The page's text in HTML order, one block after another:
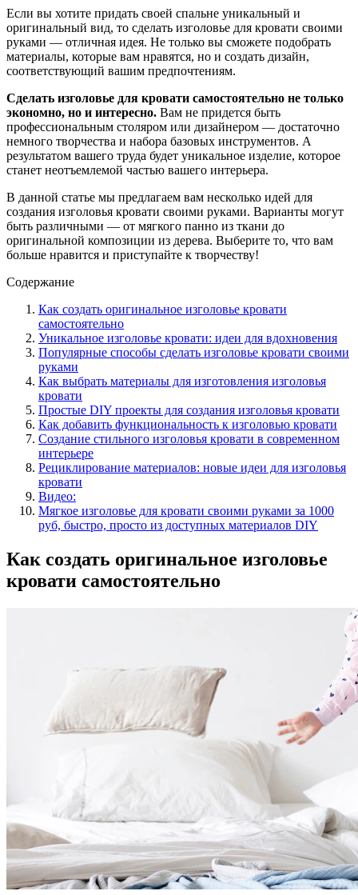
Если вы хотите придать своей спальне уникальный и
оригинальный вид, то сделать изголовье для кровати своими
руками — отличная идея. Не только вы сможете подобрать
материалы, которые вам нравятся, но и создать дизайн,
соответствующий вашим предпочтениям.
Сделать изголовье для кровати самостоятельно не только
экономно, но и интересно. Вам не придется быть
профессиональным столяром или дизайнером — достаточно
немного творчества и набора базовых инструментов. А
результатом вашего труда будет уникальное изделие, которое
станет неотъемлемой частью вашего интерьера.
В данной статье мы предлагаем вам несколько идей для
создания изголовья кровати своими руками. Варианты могут
быть различными — от мягкого панно из ткани до
оригинальной композиции из дерева. Выберите то, что вам
больше нравится и приступайте к творчеству!
Содержание
Как создать оригинальное изголовье кровати
самостоятельно
Уникальное изголовье кровати: идеи для вдохновения
Популярные способы сделать изголовье кровати своими
руками
Как выбрать материалы для изготовления изголовья
кровати
Простые DIY проекты для создания изголовья кровати
Как добавить функциональность к изголовью кровати
Создание стильного изголовья кровати в современном
интерьере
Рециклирование материалов: новые идеи для изголовья
кровати
Видео:
Мягкое изголовье для кровати своими руками за 1000
руб, быстро, просто из доступных материалов DIY
Как создать оригинальное изголовье
кровати самостоятельно